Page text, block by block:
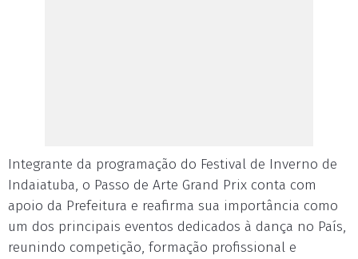
Integrante da programação do Festival de Inverno de
Indaiatuba, o Passo de Arte Grand Prix conta com
apoio da Prefeitura e reafirma sua importância como
um dos principais eventos dedicados à dança no País,
reunindo competição, formação profissional e